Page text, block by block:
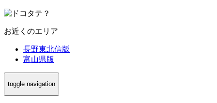
お近くのエリア
長野東北信版
富山県版
toggle navigation